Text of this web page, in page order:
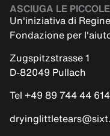
ASCIUGA LE
Un'iniziativa di
Fondazione per
Zugspitzstrasse 1
D-82049 Pullach
Tel +49 89 744 44